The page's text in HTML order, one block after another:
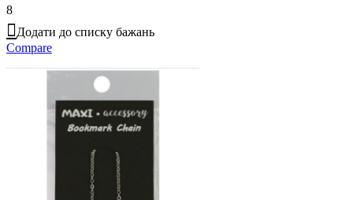
8
Додати до списку бажань
Compare